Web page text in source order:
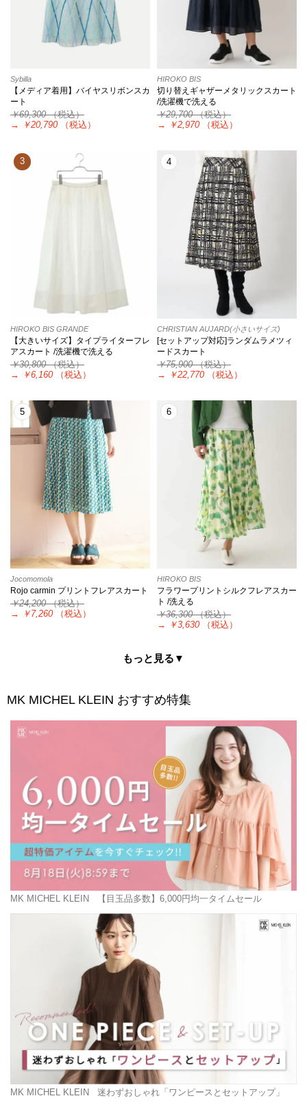
Sybilla
【メディア着用】バイヤスリボンスカ
ート
￥69,300（税込）
→
￥20,790 （税込）
HIROKO BIS
切り替えギャザーメタリックスカート
/洗濯機で洗える
￥29,700（税込）
→
￥2,970 （税込）
3
HIROKO BIS GRANDE
【大きいサイズ】タイプライターフレ
アスカート /洗濯機で洗える
￥30,800（税込）
→
￥6,160 （税込）
4
CHRISTIAN AUJARD(小さいサイズ)
[セットアップ対応]ランダムラメツィ
ードスカート
￥75,900（税込）
→
￥22,770 （税込）
5
Jocomomola
Rojo carmin プリントフレアスカート
￥24,200（税込）
→
￥7,260 （税込）
6
HIROKO BIS
フラワープリントシルクフレアスカー
ト /洗える
￥36,300（税込）
→
￥3,630 （税込）
もっと見る▼
MK MICHEL KLEIN おすすめ特集
MK MICHEL KLEIN 【目玉品多数】6,000円均一タイムセール
MK MICHEL KLEIN 迷わずおしゃれ「ワンピースとセットアップ」